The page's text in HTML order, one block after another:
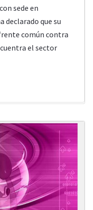
sede en
declarado que su
común contra
el sector